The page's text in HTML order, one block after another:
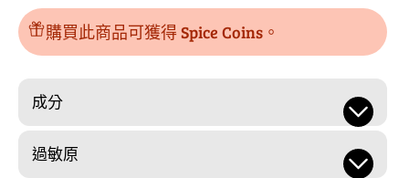
購買此商品可獲得 Spice Coins。
成分
過敏原